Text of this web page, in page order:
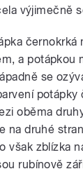
výjimečně
černokrká
a potápkou
se
oběma
na druhé
však zblízka
rubínově